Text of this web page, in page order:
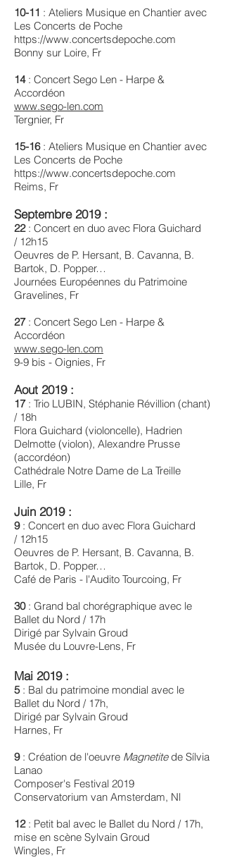
10-11 : Ateliers Musique en Chantier avec
Les Concerts de Poche
https://www.concertsdepoche.com
Bonny sur Loire, Fr
14 : Concert Sego Len - Harpe &
Accordéon
www.sego-len.com
Tergnier, Fr
15-16: Ateliers Musique en Chantier avec
Les Concerts de Poche
https://www.concertsdepoche.com
Reims, Fr
Septembre 2019 :
22: Concert en duo avec Flora Guichard
/ 12h15
Oeuvres de P. Hersant, B. Cavanna, B.
Bartok, D. Popper…
Journées Européennes du Patrimoine
Gravelines, Fr ​
27: Concert Sego Len - Harpe &
Accordéon
www.sego-len.com
9-9 bis - Oignies, Fr
Aout 2019 :
17: Trio LUBIN, Stéphanie Révillion (chant)
/ 18h
Flora Guichard (violoncelle), Hadrien
Delmotte (violon), Alexandre Prusse
(accordéon)
Cathédrale Notre Dame de La Treille
Lille, Fr
Juin 2019 :
9: Concert en duo avec Flora Guichard
/ 12h15
Oeuvres de P. Hersant, B. Cavanna, B.
Bartok, D. Popper…
Café de Paris - l'Audito Tourcoing, Fr
30: Grand bal chorégraphique avec le
Ballet du Nord / 17h
Dirigé par Sylvain Groud
Musée du Louvre-Lens, Fr
Mai 2019 :
5: Bal du patrimoine mondial avec le
Ballet du Nord / 17h,
Dirigé par Sylvain Groud
Harnes, Fr
9: Création de l'oeuvre Magnetitede Sílvia
Lanao
Composer's Festival 2019
Conservatorium van Amsterdam, Nl
12: Petit bal avec le Ballet du Nord / 17h,
mise en scène Sylvain Groud
Wingles, Fr